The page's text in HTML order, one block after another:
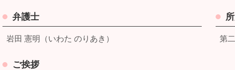
弁護士
岩田 憲明（いわた のりあき） 第
ご挨拶